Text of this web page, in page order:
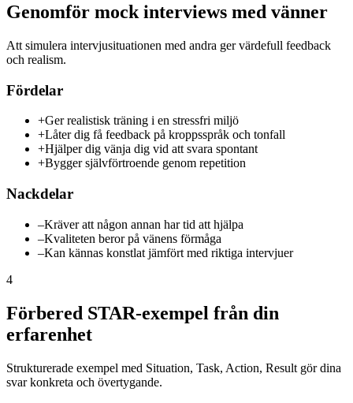
Genomför mock interviews med vänner
Att simulera intervjusituationen med andra ger värdefull feedback
och realism.
Fördelar
+Ger realistisk träning i en stressfri miljö
+Låter dig få feedback på kroppsspråk och tonfall
+Hjälper dig vänja dig vid att svara spontant
+Bygger självförtroende genom repetition
Nackdelar
–Kräver att någon annan har tid att hjälpa
–Kvaliteten beror på vänens förmåga
–Kan kännas konstlat jämfört med riktiga intervjuer
4
Förbered STAR-exempel från din
erfarenhet
Strukturerade exempel med Situation, Task, Action, Result gör dina
svar konkreta och övertygande.